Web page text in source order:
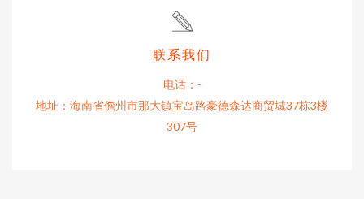
联系我们
电话：-
地址：海南省儋州市那大镇宝岛路豪德森达商贸城37栋3楼
307号